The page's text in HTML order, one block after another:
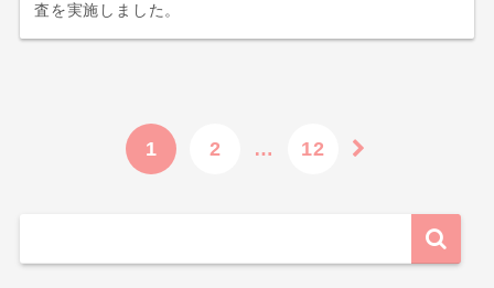
査を実施しました。
1 2 … 12